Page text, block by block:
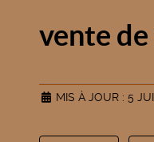
vente
MIS À JOUR : 5